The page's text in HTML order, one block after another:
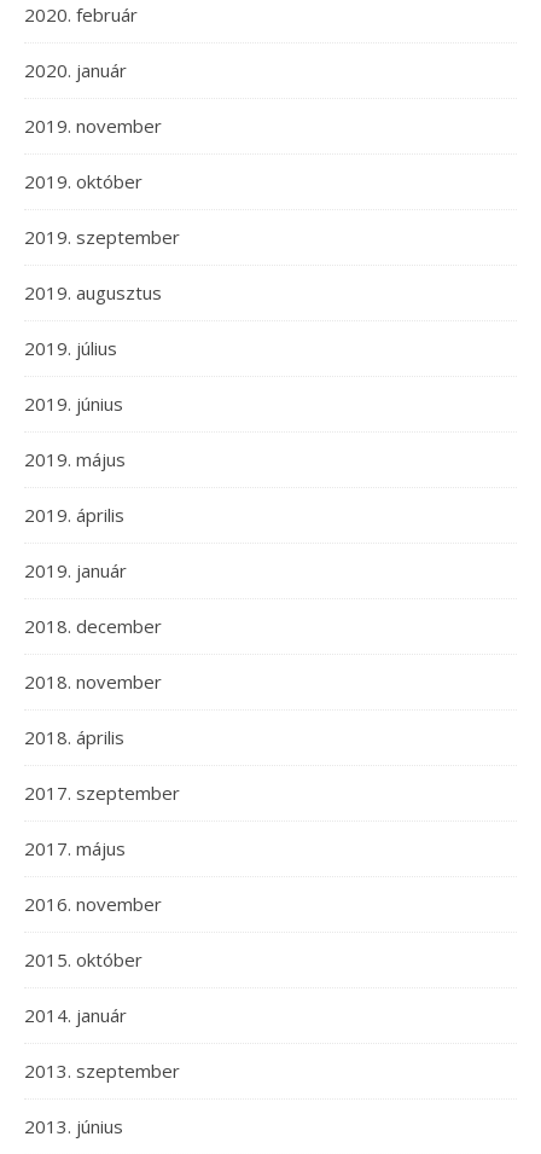
2020. február
2020. január
2019. november
2019. október
2019. szeptember
2019. augusztus
2019. július
2019. június
2019. május
2019. április
2019. január
2018. december
2018. november
2018. április
2017. szeptember
2017. május
2016. november
2015. október
2014. január
2013. szeptember
2013. június